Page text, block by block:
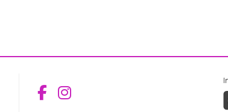
Aceder ao Facebook da
Aceder ao Instagram